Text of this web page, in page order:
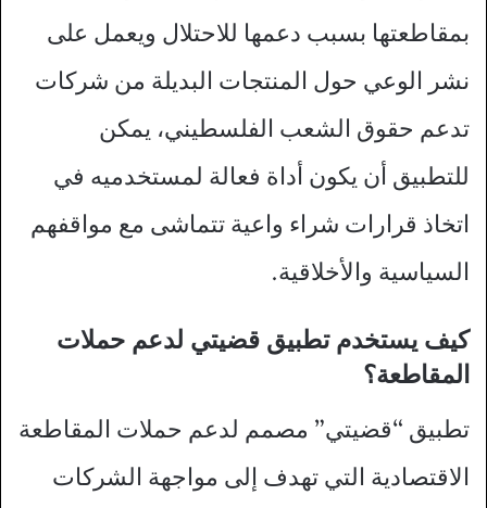
بمقاطعتها بسبب دعمها للاحتلال ويعمل على
نشر الوعي حول المنتجات البديلة من شركات
تدعم حقوق الشعب الفلسطيني، يمكن
للتطبيق أن يكون أداة فعالة لمستخدميه في
اتخاذ قرارات شراء واعية تتماشى مع مواقفهم
السياسية والأخلاقية.
كيف يستخدم تطبيق قضيتي لدعم حملات
المقاطعة؟
تطبيق “قضيتي” مصمم لدعم حملات المقاطعة
الاقتصادية التي تهدف إلى مواجهة الشركات